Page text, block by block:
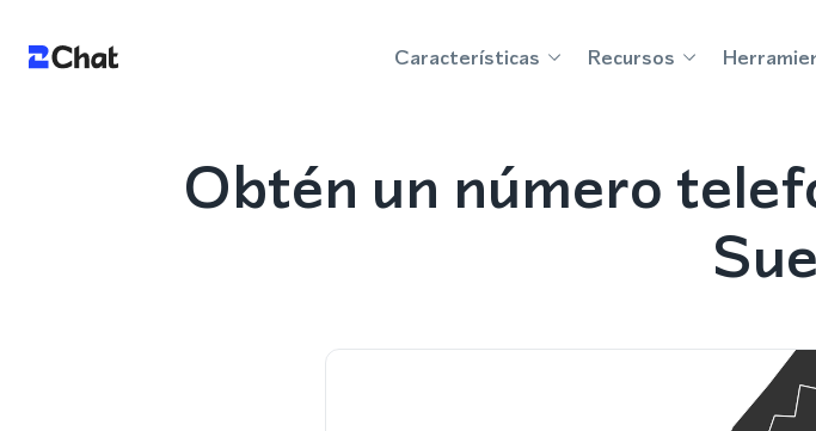
Características Recursos
Obtén un número